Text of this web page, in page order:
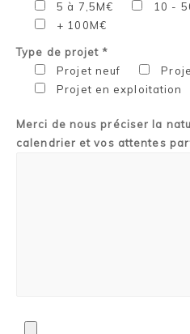
5 à 7,5M€
10 -
+ 100M€
Type de projet *
Projet neuf
Projet en exploitation
Merci de nous préciser la
calendrier et vos attentes